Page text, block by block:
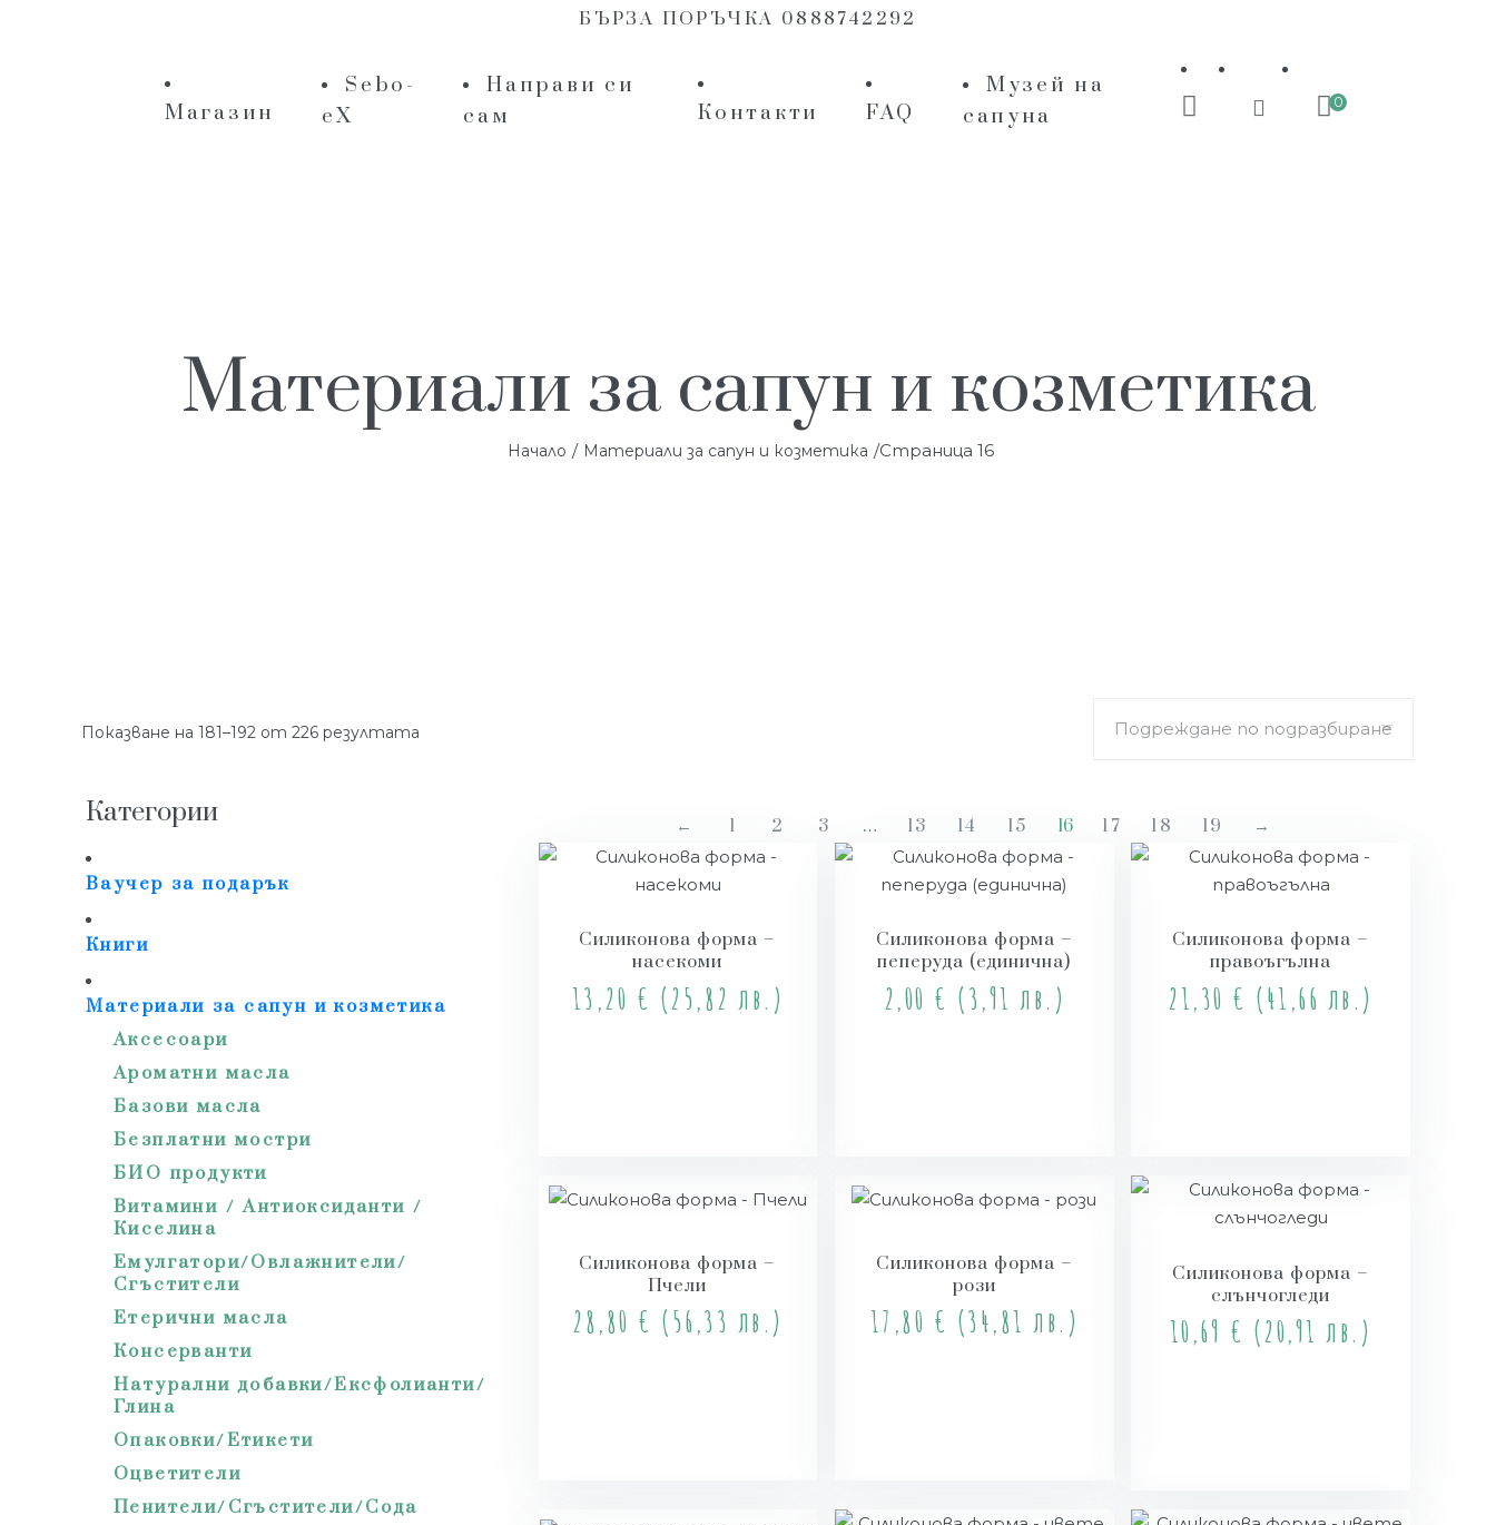
БЪРЗА ПОРЪЧКА 0888742292
Магазин
Sebo-
eX
Направи си
сам
Контакти FAQ
Музей на
сапуна
0
Материали за сапун и козметика
Начало / Материали за сапун и козметика /Страница 16
Показване на 181–192 от 226 резултата
Категории
Ваучер за подарък
Книги
Материали за сапун и козметика
Аксесоари
Ароматни масла
Базови масла
Безплатни мостри
БИО продукти
Витамини / Антиоксиданти /
Киселина
Емулгатори/Овлажнители/
Сгъстители
Етерични масла
Консерванти
Натурални добавки/Ексфолианти/
Глина
Опаковки/Етикети
Оцветители
Пенители/Сгъстители/Сода
← 1 2 3 … 13 14 15 16 17 18 19 →
Силиконова форма –
насекоми
13,20 € (25,82 лв.)
Силиконова форма –
пеперуда (единична)
2,00 € (3,91 лв.)
Силиконова форма –
правоъгълна
21,30 € (41,66 лв.)
Силиконова форма –
Пчели
28,80 € (56,33 лв.)
Силиконова форма –
рози
17,80 € (34,81 лв.)
Силиконова форма –
слънчогледи
10,69 € (20,91 лв.)